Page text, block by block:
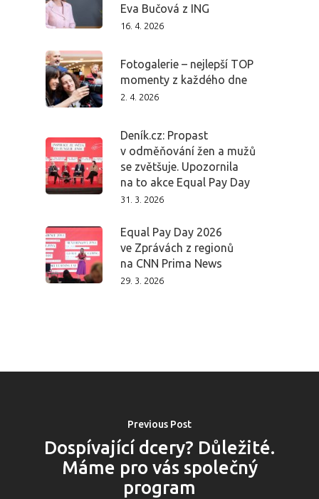
Eva Bučová z ING
16. 4. 2026
Fotogalerie – nejlepší TOP
momenty z každého dne
2. 4. 2026
Deník.cz: Propast
v odměňování žen a mužů
se zvětšuje. Upozornila
na to akce Equal Pay Day
31. 3. 2026
Equal Pay Day 2026
ve Zprávách z regionů
na CNN Prima News
29. 3. 2026
Previous Post
Dospívající dcery? Důležité.
Máme pro vás společný
program
Domů
Program 27.3.
Vstupenky